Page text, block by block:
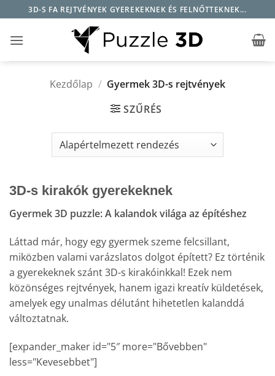
to
content
3D-S FA REJTVÉNYEK GYEREKEKNEK ÉS FELNŐTTEKNEK...
Kezdőlap / Gyermek 3D-s rejtvények
SZŰRÉS
3D-s kirakók gyerekeknek
Gyermek 3D puzzle: A kalandok világa az építéshez
Láttad már, hogy egy gyermek szeme felcsillant,
miközben valami varázslatos dolgot épített? Ez történik
a gyerekeknek szánt 3D-s kirakóinkkal! Ezek nem
közönséges rejtvények, hanem igazi kreatív küldetések,
amelyek egy unalmas délutánt hihetetlen kalanddá
változtatnak.
[expander_maker id="5″ more="Bővebben"
less="Kevesebbet"]